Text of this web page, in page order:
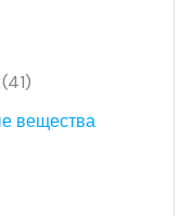
414
1
вещества